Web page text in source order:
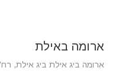
ארומה באילת